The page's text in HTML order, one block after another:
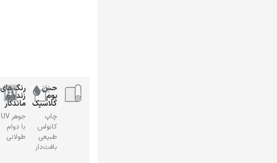
حس
بوم
کلاسیک
چاپ
کانواس
طبیعی
بافت‌دار
رنگ‌های
زنده و
ماندگار
جوهر UV
با دوام
طولانی